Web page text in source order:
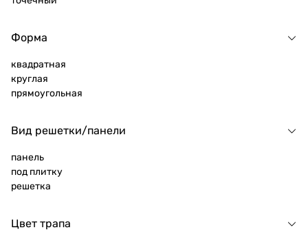
Форма
квадратная
круглая
прямоугольная
Вид решетки/панели
панель
под плитку
решетка
Цвет трапа